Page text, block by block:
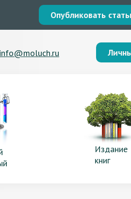
Опубликовать
info@moluch.ru
Издание
книг